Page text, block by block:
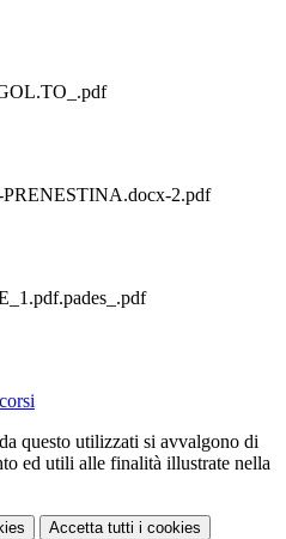
2.pdf
questo utilizzati si avvalgono di
ed utili alle finalità illustrate nella
Accetta tutti i cookies